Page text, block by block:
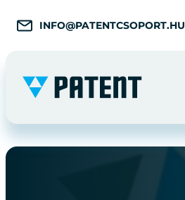
INFO@PATENTCSOPORT.HU